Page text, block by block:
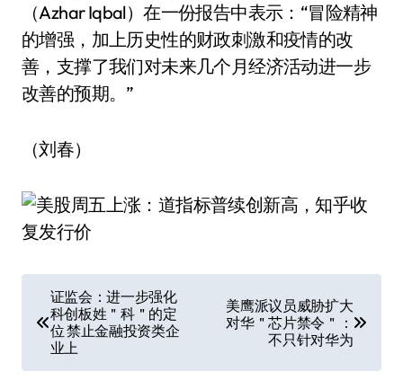
（Azhar Iqbal）在一份报告中表示：“冒险精神
的增强，加上历史性的财政刺激和疫情的改
善，支撑了我们对未来几个月经济活动进一步
改善的预期。”
（刘春）
章
导
证监会：进一步强化
科创板姓＂科＂的定
位 禁止金融投资类企
业上
美鹰派议员威胁扩大
对华＂芯片禁令＂：
不只针对华为